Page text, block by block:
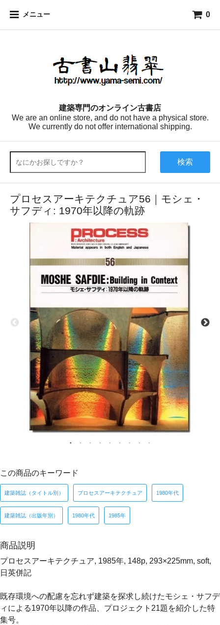
メニュー 0
建築専門のオンライン古書店
We are an online store, and do not have a physical store.
We currently do not offer international shipping.
検索
プロセスアーキテクチュア56｜モシェ・
サフディ: 1970年以降の軌跡
この商品のキーワード
建築雑誌（タイトル別） プロセスアーキテクチュア 1980年代
建築雑誌（出版年別） 1980年代 1985年
商品説明
プロセスアーキテクチュア, 1985年, 148p, 293×225mm, soft,
日英併記
既存環境への配慮を忘れず建築を探求し続けたモシェ・サフデ
ィによる1970年以降の作品、プロジェクト21題を紹介した特
集号。